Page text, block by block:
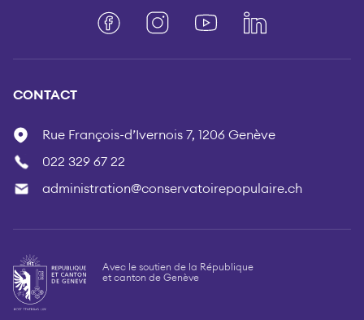
FacebookInstagramYouTubeLinkedIn
CONTACT
Rue François-d’Ivernois 7, 1206 Genève
022 329 67 22
administration@conservatoirepopulaire.ch
Avec le soutien de la République
et canton de Genève